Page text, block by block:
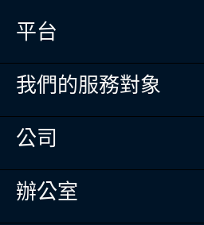
平台
投資組合管理
Masttro Intelligence
全球財富地圖
資料彙整
我們的服務對象
單一家族辦公室
多家族辦公室
機構
專業服務
公司
全球團隊
線上研討會
辦公室